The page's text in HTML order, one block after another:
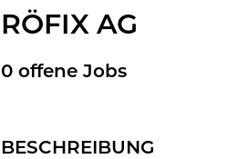
RÖFIX AG
0 of­fe­ne Jobs
BE­SCHREI­BUNG